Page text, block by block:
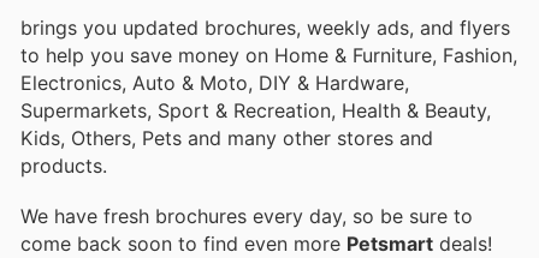
brings you updated brochures, weekly ads, and flyers
to help you save money on Home & Furniture, Fashion,
Electronics, Auto & Moto, DIY & Hardware,
Supermarkets, Sport & Recreation, Health & Beauty,
Kids, Others, Pets and many other stores and
products.
We have fresh brochures every day, so be sure to
come back soon to find even more Petsmart deals!